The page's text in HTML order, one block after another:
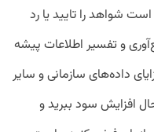
شواهد را تایید یا رد
و تفسیر اطلاعات پیشه
داده‌های سازمانی و سایر
‌افزایش سود ببرید و